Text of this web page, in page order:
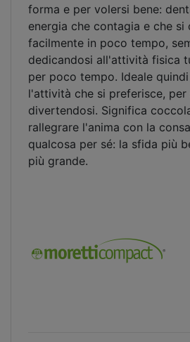
forma e per volersi bene:
energia che contagia e che si
facilmente in poco tempo,
dedicandosi all'attività fisica
per poco tempo. Ideale
l'attività che si preferisce, per
divertendosi. Significa
rallegrare l'anima con la
qualcosa per sé: la sfida più
più grande.